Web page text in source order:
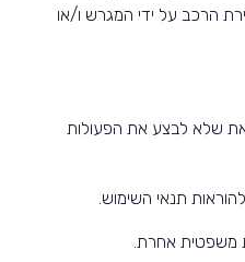
הרכב על ידי המגרש ו/או
שלא לבצע את הפעולות